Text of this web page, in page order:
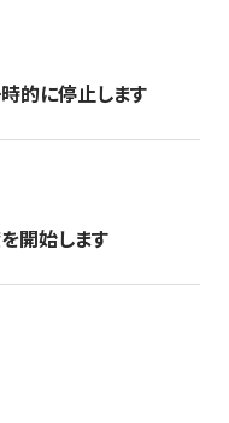
的に停止します
開始します